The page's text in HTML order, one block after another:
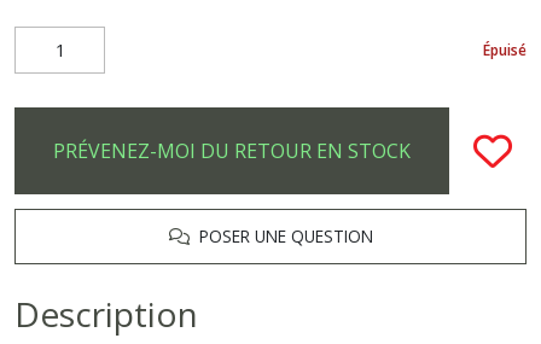
Épuisé
PRÉVENEZ-MOI DU RETOUR EN STOCK
POSER UNE QUESTION
Description